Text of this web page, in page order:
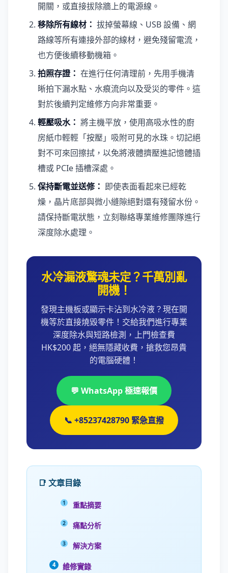
開關，或直接拔除牆上的電源線。
移除所有線材： 拔掉螢幕線、USB 設備、網
路線等所有連接外部的線材，避免殘留電流，
也方便後續移動機箱。
拍照存證： 在進行任何清理前，先用手機清
晰拍下漏水點、水痕流向以及受災的零件。這
對於後續判定維修方向非常重要。
輕壓吸水： 將主機平放，使用高吸水性的廚
房紙巾輕輕「按壓」吸附可見的水珠。切記絕
對不可來回擦拭，以免將液體擠壓進記憶體插
槽或 PCIe 插槽深處。
保持斷電並送修： 即使表面看起來已經乾
燥，晶片底部與微小縫隙絕對還有殘留水份。
請保持斷電狀態，立刻聯絡專業維修團隊進行
深度除水處理。
水冷漏液驚魂未定？千萬別亂
開機！
發現主機板或顯示卡沾到水冷液？現在開
機等於直接燒毀零件！交給我們進行專業
深度除水與短路檢測，上門檢查費
HK$200 起，絕無隱藏收費，搶救您昂貴
的電腦硬體！
💬 WhatsApp 極速報價
📞 +85237428790 緊急直撥
📑 文章目錄
重點摘要
痛點分析
解決方案
維修實錄